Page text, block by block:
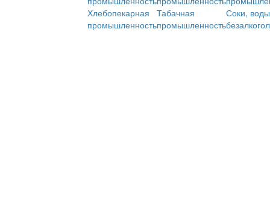
Хлебопекарная
промышленность
Табачная
промышленность
Соки,